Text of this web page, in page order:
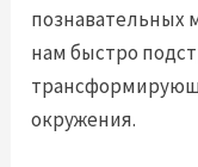
познавательных
нам быстро
окружения.